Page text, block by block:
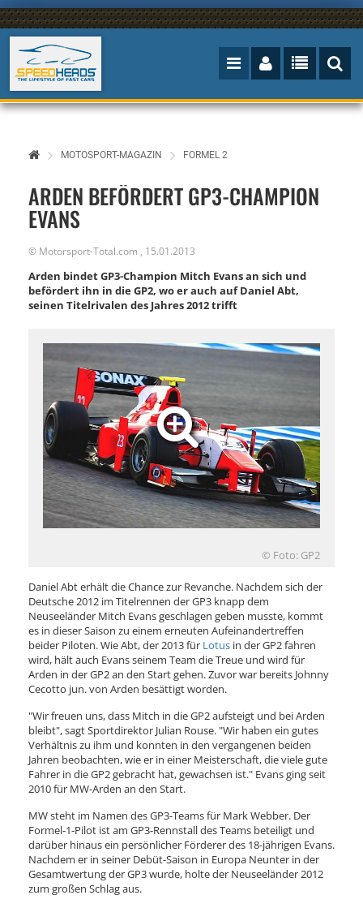
MOTOSPORT-MAGAZIN FORMEL 2
ARDEN BEFÖRDERT GP3-CHAMPION
EVANS
© Motorsport-Total.com , 15.01.2013
Arden bindet GP3-Champion Mitch Evans an sich und
befördert ihn in die GP2, wo er auch auf Daniel Abt,
seinen Titelrivalen des Jahres 2012 trifft
© Foto: GP2
Daniel Abt erhält die Chance zur Revanche. Nachdem sich der
Deutsche 2012 im Titelrennen der GP3 knapp dem
Neuseeländer Mitch Evans geschlagen geben musste, kommt
es in dieser Saison zu einem erneuten Aufeinandertreffen
beider Piloten. Wie Abt, der 2013 für Lotus in der GP2 fahren
wird, hält auch Evans seinem Team die Treue und wird für
Arden in der GP2 an den Start gehen. Zuvor war bereits Johnny
Cecotto jun. von Arden besättigt worden.
"Wir freuen uns, dass Mitch in die GP2 aufsteigt und bei Arden
bleibt", sagt Sportdirektor Julian Rouse. "Wir haben ein gutes
Verhältnis zu ihm und konnten in den vergangenen beiden
Jahren beobachten, wie er in einer Meisterschaft, die viele gute
Fahrer in die GP2 gebracht hat, gewachsen ist." Evans ging seit
2010 für MW-Arden an den Start.
MW steht im Namen des GP3-Teams für Mark Webber. Der
Formel-1-Pilot ist am GP3-Rennstall des Teams beteiligt und
darüber hinaus ein persönlicher Förderer des 18-jährigen Evans.
Nachdem er in seiner Debüt-Saison in Europa Neunter in der
Gesamtwertung der GP3 wurde, holte der Neuseeländer 2012
zum großen Schlag aus.